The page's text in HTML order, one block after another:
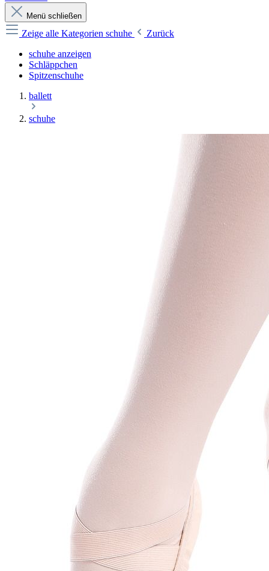
Menü schließen
Zeige alle Kategorien schuhe
Zurück
schuhe anzeigen
Schläppchen
Spitzenschuhe
ballett
schuhe